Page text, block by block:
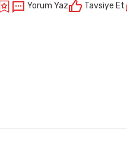
Yorum Yaz Tavsiye Et